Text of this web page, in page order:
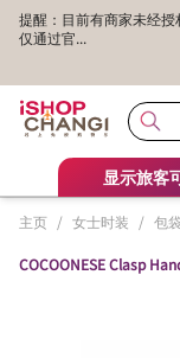
提醒：目前有商家未经
仅通过官...
显示旅客
主页 / 女士时装 / 包
COCOONESE Clasp